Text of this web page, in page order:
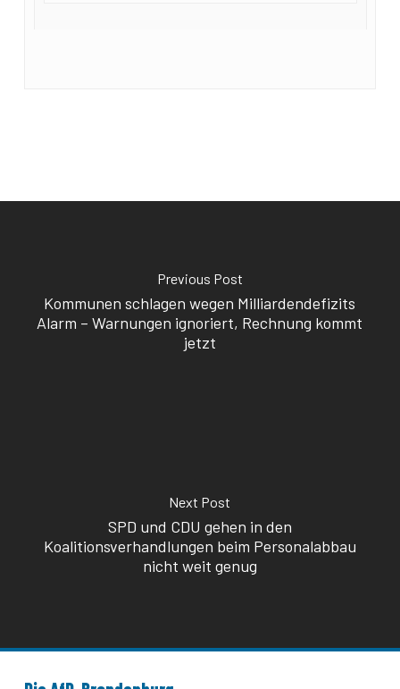
Previous Post
Kommunen schlagen wegen Milliardendefizits
Alarm – Warnungen ignoriert, Rechnung kommt
jetzt
Next Post
SPD und CDU gehen in den
Koalitionsverhandlungen beim Personalabbau
nicht weit genug